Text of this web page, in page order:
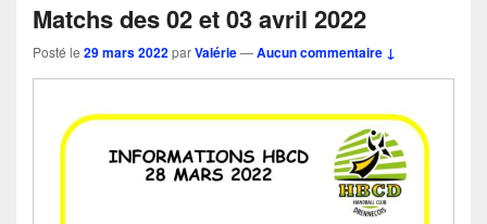
Matchs des 02 et 03 avril 2022
Posté le 29 mars 2022parValérie—Aucun commentaire ↓